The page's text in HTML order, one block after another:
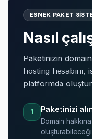
ESNEK PAKET
Nasıl
Paketinizin
hosting hesabını,
platformda
1 Paketinizi alın
Domain